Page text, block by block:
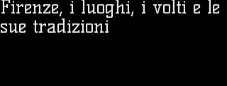
Firenze, i luoghi, i volti e le
sue tradizioni